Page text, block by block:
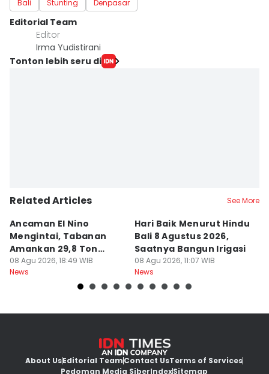
Bali Stunting Denpasar
Editorial Team
Editor
Irma Yudistirani
Tonton lebih seru di
Related Articles See More
Ancaman El Nino
Mengintai, Tabanan
Amankan 29,8 Ton
Beras
08 Agu 2026, 18:49 WIB
News
Hari Baik Menurut Hindu
Bali 8 Agustus 2026,
Saatnya Bangun Irigasi
08 Agu 2026, 11:07 WIB
News
About UsEditorial TeamContact UsTerms of Services
Pedoman Media SiberIndexSitemap